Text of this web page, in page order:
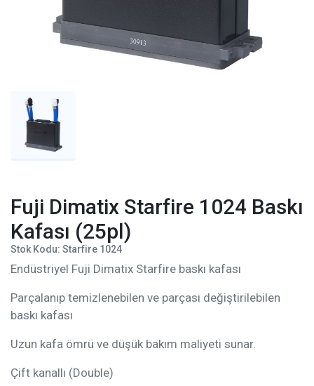
Fuji Dimatix Starfire 1024 Baskı
Kafası (25pl)
Stok Kodu: Starfire 1024
Endüstriyel Fuji Dimatix Starfire baskı kafası
Parçalanıp temizlenebilen ve parçası değiştirilebilen
baskı kafası
Uzun kafa ömrü ve düşük bakım maliyeti sunar.
Çift kanallı (Double)